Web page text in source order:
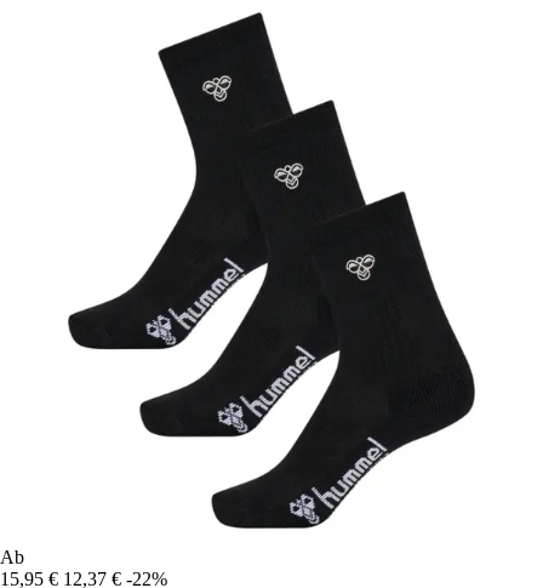
Ab
15,95 € 12,37 € -22%